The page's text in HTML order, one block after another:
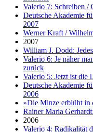
Valerio 7: Schreiben /
Deutsche Akademie
2007
Werner Kraft /
2007
William J. Dodd:
Valerio 6: Je näher
zurück
Valerio 5: Jetzt ist die
Deutsche Akademie
2006
»Die Minze erblüht in
Rainer Maria
2006
Valerio 4: Radikalität